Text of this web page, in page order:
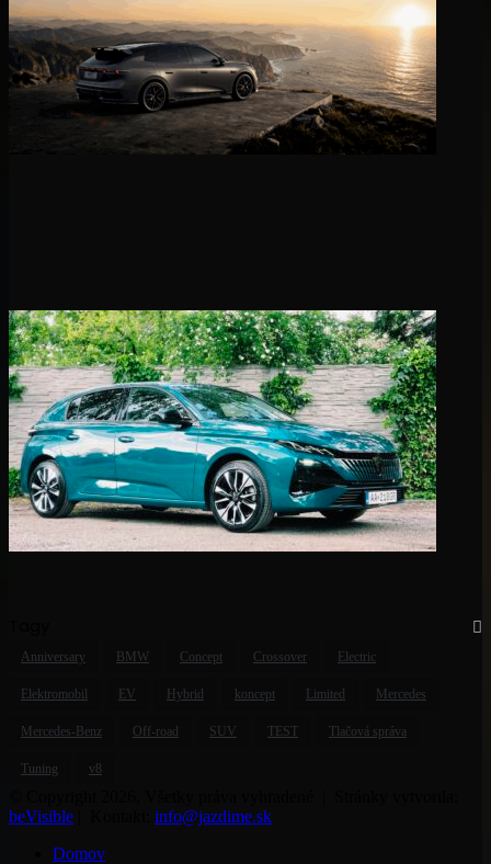
Anniversary BMW Concept Crossover Electric
Elektromobil EV Hybrid koncept Limited Mercedes
Mercedes-Benz Off-road SUV TEST Tlačová správa
Tuning v8
beVisible
info@jazdime.sk
Domov